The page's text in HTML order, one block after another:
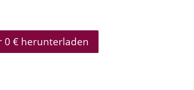
0 € herunterladen